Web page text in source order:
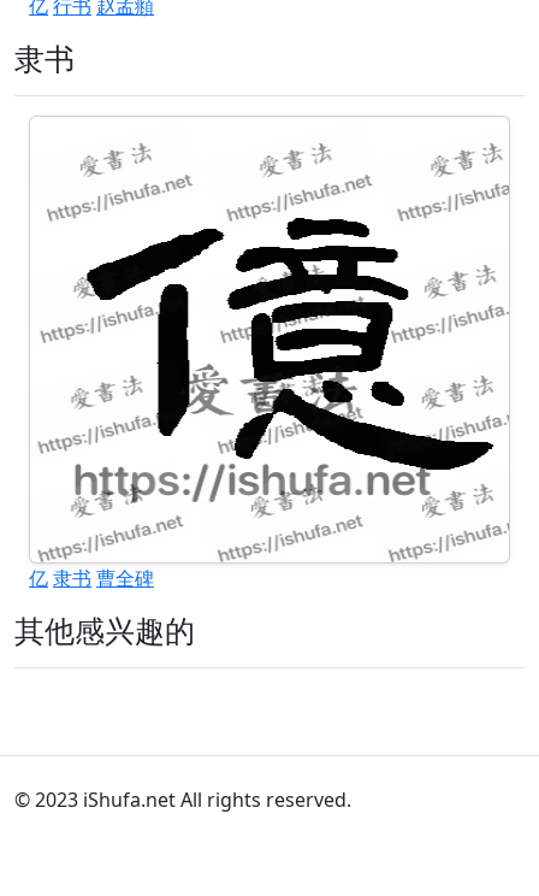
亿行书 赵孟頫
隶书
亿隶书 曹全碑
其他感兴趣的
© 2023 iShufa.net All rights reserved.